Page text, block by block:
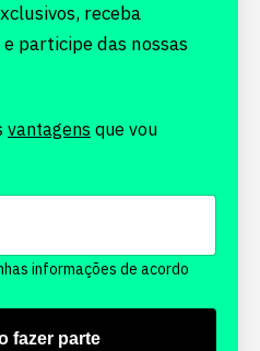
receba
participe das nossas
vantagens que vou
informações de acordo
fazer parte